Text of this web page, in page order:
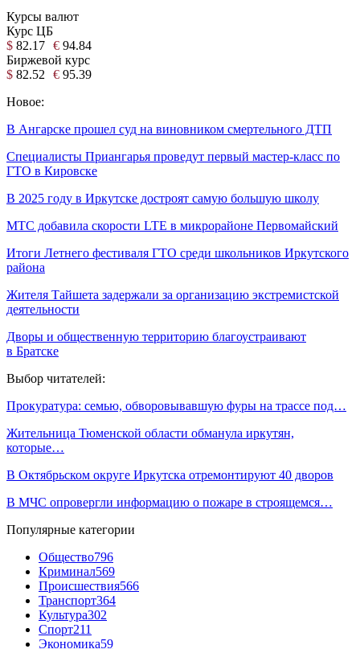
Курсы валют
Курс ЦБ
$ 82.17 € 94.84
Биржевой курс
$ 82.52 € 95.39
Новое:
В Ангарске прошел суд на виновником смертельного ДТП
Специалисты Приангарья проведут первый мастер-класс по
ГТО в Кировске
В 2025 году в Иркутске достроят самую большую школу
МТС добавила скорости LTE в микрорайоне Первомайский
Итоги Летнего фестиваля ГТО среди школьников Иркутского
района
Жителя Тайшета задержали за организацию экстремистской
деятельности
Дворы и общественную территорию благоустраивают
в Братске
Выбор читателей:
Прокуратура: семью, обворовывавшую фуры на трассе под…
Жительница Тюменской области обманула иркутян,
которые…
В Октябрьском округе Иркутска отремонтируют 40 дворов
В МЧС опровергли информацию о пожаре в строящемся…
Популярные категории
Общество796
Криминал569
Происшествия566
Транспорт364
Культура302
Спорт211
Экономика59